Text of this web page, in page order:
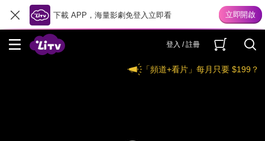
下載 APP，海量影劇免登入立即看
登入 / 註冊
「頻道+看片」每月只要 $199？